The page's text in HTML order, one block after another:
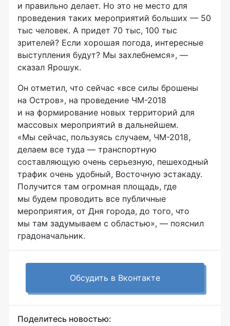
и правильно делает. Но это не место для
проведения таких мероприятий больших — 50
тыс человек. А придет 70 тыс, 100 тыс
зрителей? Если хорошая погода, интересные
выступления будут? Мы захлебнемся», —
сказал Ярошук.
Он отметил, что сейчас «все силы брошены
на Остров», на проведение ЧМ-2018
и на формирование новых территорий для
массовых мероприятий в дальнейшем.
«Мы сейчас, пользуясь случаем, ЧМ-2018,
делаем все туда — транспортную
составляющую очень серьезную, пешеходный
трафик очень удобный, Восточную эстакаду.
Получится там огромная площадь, где
мы будем проводить все публичные
мероприятия, от Дня города, до того, что
мы там задумываем с областью», — пояснил
градоначальник.
Обсудить в Вконтакте
Поделитесь новостью: